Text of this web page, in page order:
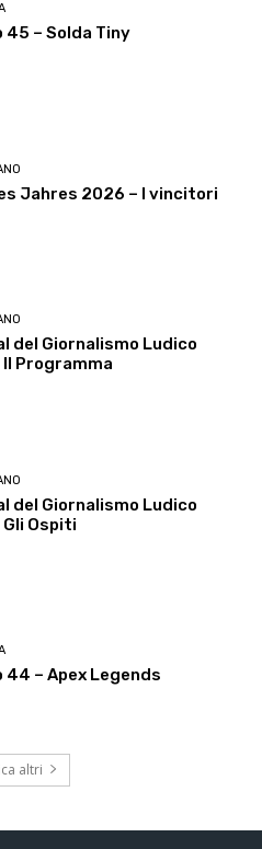
45 – Solda Tiny
Jahres 2026 – I vincitori
del Giornalismo Ludico
Programma
del Giornalismo Ludico
Ospiti
44 – Apex Legends
altri